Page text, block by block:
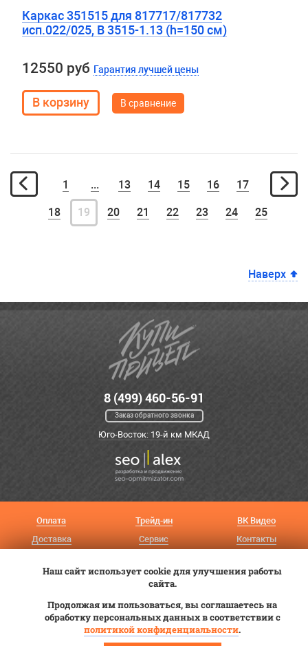
Каркас 351515 для 817717/817732
исп.022/025, B 3515-1.13 (h=150 см)
12550 руб Гарантия лучшей цены
В сравнение
1 ... 13 14 15 16 17
18 19 20 21 22 23 24 25
Наверх
8 (499) 460-56-91
Заказ обратного звонка
Юго-Восток: 19-й км МКАД
Оплата
Доставка
Трейд-ин
Сервис
ВК Видео
Контакты
ООО «Авангард»
Наш сайт использует cookie для улучшения работы
сайта.
Продолжая им пользоваться, вы соглашаетесь на
обработку персональных данных в соответствии с
политикой конфиденциальности.